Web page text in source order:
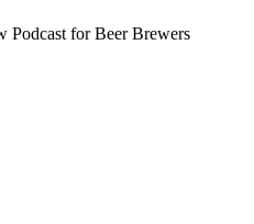
for Beer Brewers